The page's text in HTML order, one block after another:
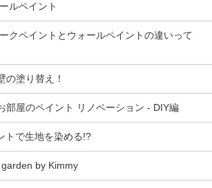
ルペイント
クペイントとウォールペイントの違いって
の塗り替え！
部屋のペイント リノベーション - DIY編
トで生地を染める!?
by Kimmy